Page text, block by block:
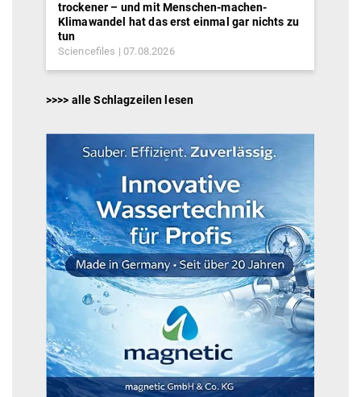
trockener – und mit Menschen-machen-
Klimawandel hat das erst einmal gar nichts zu
tun
Sciencefiles 07.08.2026
>>>> alle Schlagzeilen lesen